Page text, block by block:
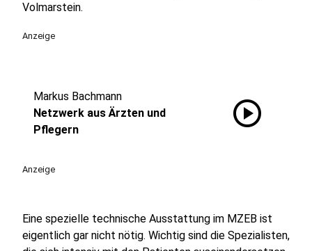
Volmarstein.
Anzeige
Markus Bachmann
Netzwerk aus Ärzten und
Pflegern
play_circle
Anzeige
Eine spezielle technische Ausstattung im MZEB ist
eigentlich gar nicht nötig. Wichtig sind die Spezialisten,